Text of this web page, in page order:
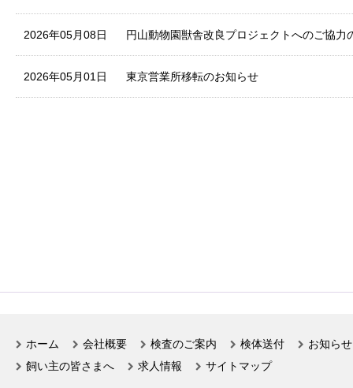
2026年05月08日 円山動物園獣舎改良プロジェクトへのご協力
2026年05月01日 東京営業所移転のお知らせ
ホーム 会社概要 検査のご案内 検体送付
お知らせ
飼い主の皆さまへ
求人情報 サイトマップ